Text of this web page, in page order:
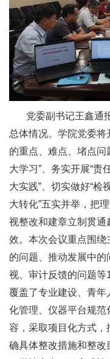
党委副书记王鑫通
总体情况。学院党委将
的重点、难点、堵点问
大学习”、务实开展“责
大实践”、切实做好“检
大转化”五实并举，把
视整改和建章立制贯
效。本次会议重点围
的问题、推动发展中
视、审计反馈的问题等
覆盖了专业建设、青
化管理、仪器平台规
容，采取项目化方式，
确具体整改措施和整